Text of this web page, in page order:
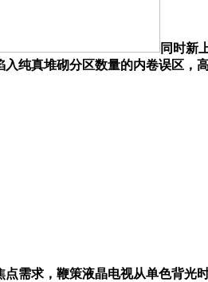
同时新
纯真堆砌分区数量的内卷误区，
点需求，鞭策液晶电视从单色背光